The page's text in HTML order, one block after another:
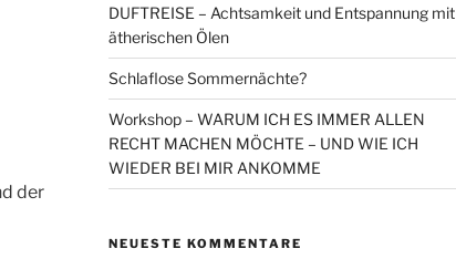
der
DUFTREISE – Achtsamkeit und Entspannung mit
ätherischen Ölen
Schlaflose Sommernächte?
Workshop – WARUM ICH ES IMMER ALLEN
RECHT MACHEN MÖCHTE – UND WIE ICH
WIEDER BEI MIR ANKOMME
NEUESTE KOMMENTARE